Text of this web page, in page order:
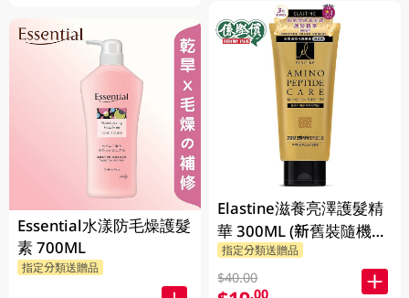
Essential水漾防毛燥護髮
素 700ML
指定分類送贈品
Elastine滋養亮澤護髮精
華 300ML (新舊裝隨機發
貨)
指定分類送贈品
$40.00
.00